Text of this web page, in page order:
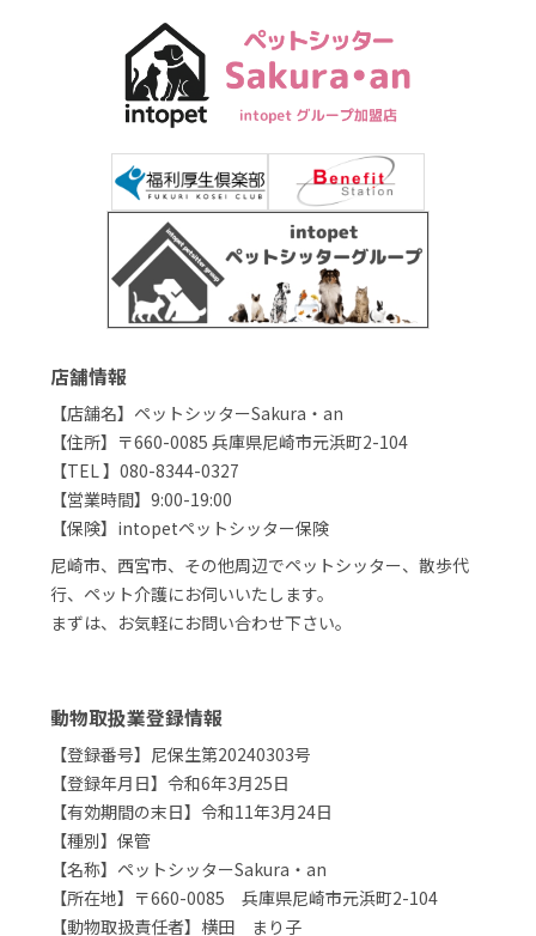
店舗情報
【店舗名】ペットシッターSakura・an
【住所】〒660-0085 兵庫県尼崎市元浜町2-104
【TEL 】080-8344-0327
【営業時間】9:00-19:00
【保険】intopetペットシッター保険
尼崎市、西宮市、その他周辺でペットシッター、散歩代
行、ペット介護にお伺いいたします。
まずは、お気軽にお問い合わせ下さい。
動物取扱業登録情報
【登録番号】尼保生第20240303号
【登録年月日】令和6年3月25日
【有効期間の末日】令和11年3月24日
【種別】保管
【名称】ペットシッターSakura・an
【所在地】〒660-0085 兵庫県尼崎市元浜町2-104
【動物取扱責任者】横田 まり子